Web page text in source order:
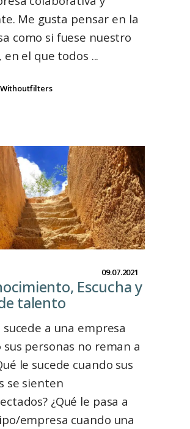
Me gusta pensar en la
como si fuese nuestro
en el que todos
Withoutfilters
09.07.2021
Escucha y
ㅤㅤㅤㅤㅤㅤㅤㅤㅤㅤㅤㅤㅤㅤㅤ
sucede a una empresa
sus personas no reman a
le sucede cuando sus
se sienten
¿Qué le pasa a
empresa cuando una